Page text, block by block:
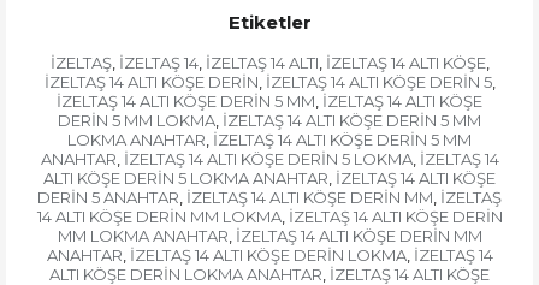
Etiketler
İZELTAŞ, İZELTAŞ 14, İZELTAŞ 14 ALTI İZELTAŞ 14 ALTI KÖŞE,
İZELTAŞ 14 ALTI KÖŞE DERİN İZELTAŞ 14 ALTI KÖŞE DERİN 5,
İZELTAŞ 14 ALTI KÖŞE DERİN 5 MM İZELTAŞ 14 ALTI KÖŞE
DERİN 5 MM LOKMA İZELTAŞ 14 ALTI KÖŞE DERİN 5 MM
LOKMA ANAHTAR İZELTAŞ 14 ALTI KÖŞE DERİN 5 MM
ANAHTAR İZELTAŞ 14 ALTI KÖŞE DERİN 5 LOKMA, İZELTAŞ 14
ALTI KÖŞE DERİN 5 LOKMA ANAHTAR İZELTAŞ 14 ALTI KÖŞE
DERİN 5 ANAHTAR İZELTAŞ 14 ALTI KÖŞE DERİN MM İZELTAŞ
14 ALTI KÖŞE DERİN MM LOKMA, İZELTAŞ 14 ALTI KÖŞE DERİN
MM LOKMA ANAHTAR İZELTAŞ 14 ALTI KÖŞE DERİN MM
ANAHTAR İZELTAŞ 14 ALTI KÖŞE DERİN LOKMA, İZELTAŞ 14
ALTI KÖŞE DERİN LOKMA ANAHTAR İZELTAŞ 14 ALTI KÖŞE